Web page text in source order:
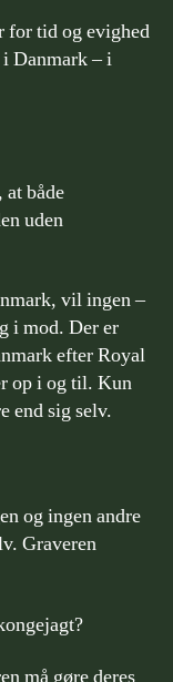
for tid og evighed
Danmark – i
både
uden
vil ingen –
i mod. Der er
efter Royal
op i og til. Kun
end sig selv.
og ingen andre
Graveren